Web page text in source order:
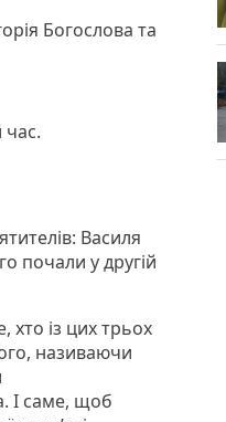
Богослова та
Василя
почали у другій
хто із цих трьох
називаючи
І саме, щоб